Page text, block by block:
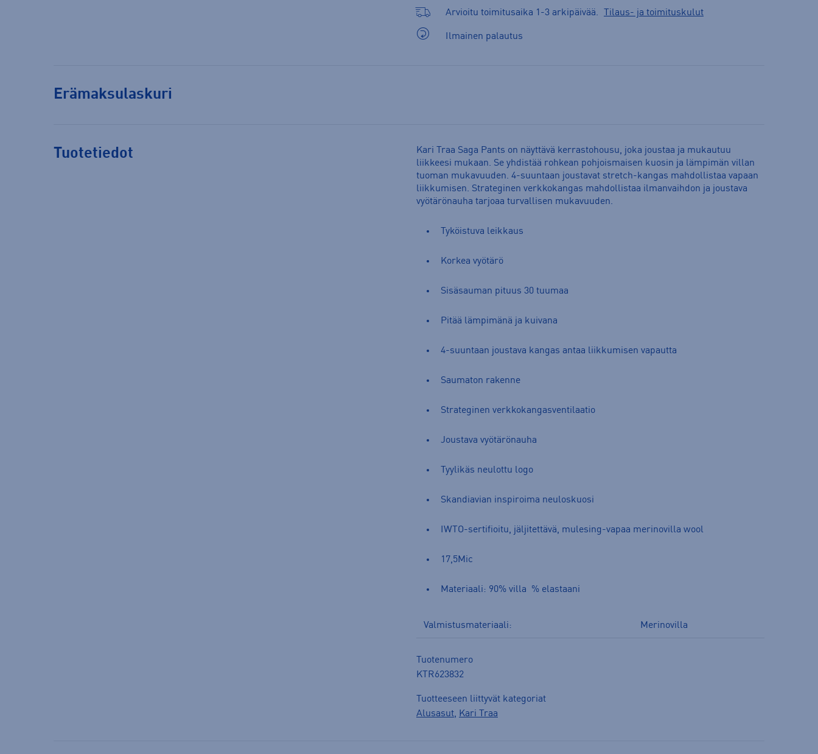
Arvioitu toimitusaika 1-3 arkipäivää. Tilaus- ja toimituskulut
Ilmainen palautus
Erämaksulaskuri
Tuotetiedot
Kari Traa Saga Pants on näyttävä kerrastohousu, joka joustaa ja mukautuu
liikkeesi mukaan. Se yhdistää rohkean pohjoismaisen kuosin ja lämpimän villan
tuoman mukavuuden. 4-suuntaan joustavat stretch-kangas mahdollistaa vapaan
liikkumisen. Strateginen verkkokangas mahdollistaa ilmanvaihdon ja joustava
vyötärönauha tarjoaa turvallisen mukavuuden.
Tyköistuva leikkaus
Korkea vyötärö
Sisäsauman pituus 30 tuumaa
Pitää lämpimänä ja kuivana
4-suuntaan joustava kangas antaa liikkumisen vapautta
Saumaton rakenne
Strateginen verkkokangasventilaatio
Joustava vyötärönauha
Tyylikäs neulottu logo
Skandiavian inspiroima neuloskuosi
IWTO-sertifioitu, jäljitettävä, mulesing-vapaa merinovilla wool
17,5Mic
Materiaali: 90% villa % elastaani
Valmistusmateriaali: Merinovilla
Tuotenumero
KTR623832
Tuotteeseen liittyvät kategoriat
Alusasut, Kari Traa